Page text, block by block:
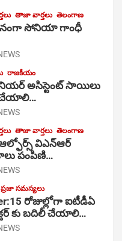
తాజా వార్తలు తెలంగాణ
సోనియా గాంధీ
రాజకీయం
అసిస్టెంట్ సాయిలు
చేయాలి…
తాజా వార్తలు తెలంగాణ
ఆల్ఫోర్స్ విఎన్ఆర్
పంపిణి…
ప్రజా సమస్యలు
రోజుల్లోగా ఐటీడీఏ
కు బదిలీ చేయాలి…